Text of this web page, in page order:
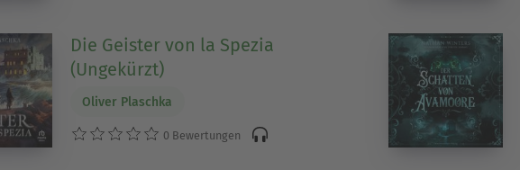
Die Geister von la Spezia
(Ungekürzt)
Oliver Plaschka
0 Bewertungen